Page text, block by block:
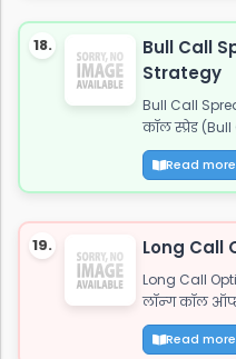
18.
Bull Call
Strategy
Bull Call
कॉल स्प्रेड
Read more
19. Long Call
Long Call
लॉन्ग कॉल
Read more